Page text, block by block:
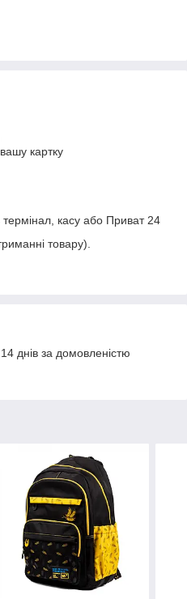
картку
касу або Приват 24
товару).
днів за домовленістю